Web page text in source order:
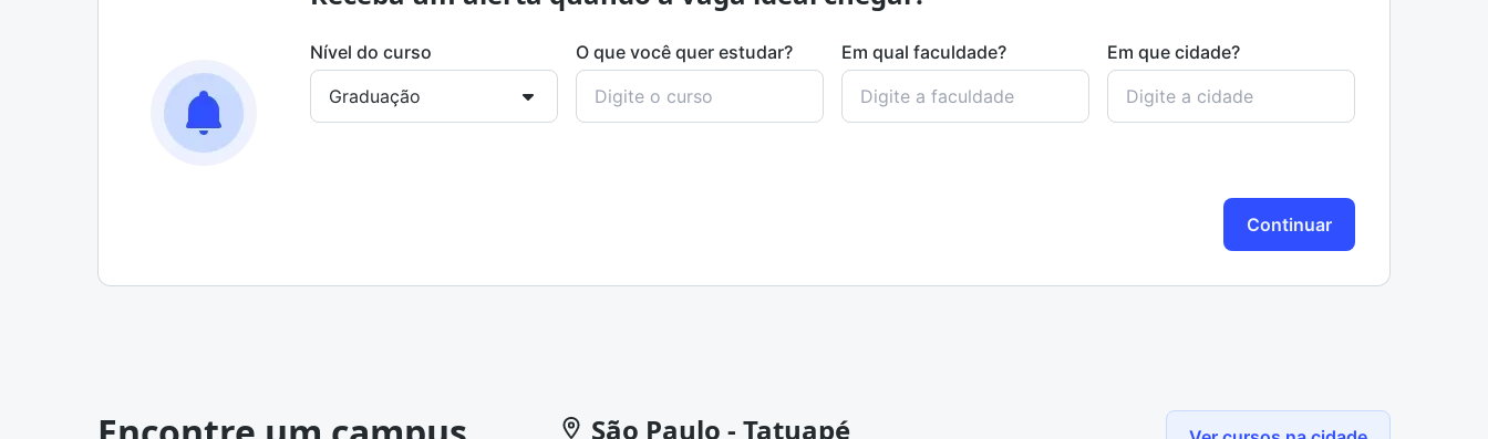
Nível do curso O que você quer estudar? Em qual faculdade? Em que cidade?
Continuar
São Paulo - Tatuapé